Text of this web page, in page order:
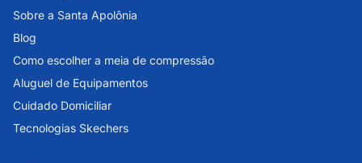
Sobre a Santa Apolônia
Blog
Como escolher a meia de compressão
Aluguel de Equipamentos
Cuidado Domiciliar
Tecnologias Skechers